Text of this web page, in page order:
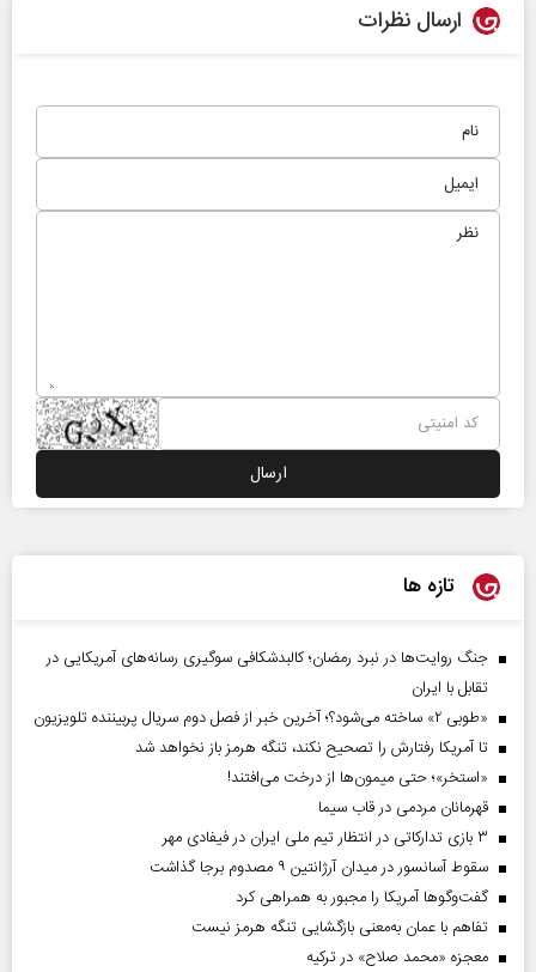
ارسال نظرات
تازه ها
جنگ روایت‌ها در نبرد رمضان؛ کالبدشکافی سوگیری رسانه‌های آمریکایی در
تقابل با ایران
«طوبی ۲» ساخته می‌شود؟؛ آخرین خبر از فصل دوم سریال پربیننده تلویزیون
تا آمریکا رفتارش را تصحیح نکند، تنگه هرمز باز نخواهد شد
«استخر»‌‌؛ حتی میمون‌ها از درخت می‌افتند!
قهرمانان مردمی در قاب سیما
۳ بازی تدارکاتی در انتظار تیم ملی ایران در فیفادی مهر
سقوط آسانسور در میدان آرژانتین ۹ مصدوم برجا گذاشت
گفت‌وگوها آمریکا را مجبور به همراهی کرد
تفاهم با عمان به‌معنی بازگشایی تنگه هرمز نیست
معجزه «محمد صلاح» در ترکیه